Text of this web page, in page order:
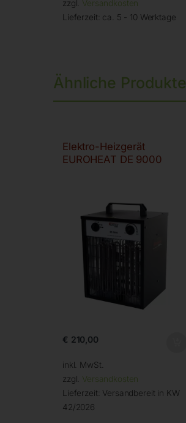
zzgl. Versandkosten
Lieferzeit: ca. 5 - 10 Werktage
Ähnliche Produkte
Elektro-Heizgerät
EUROHEAT DE 9000
€ 210,00
inkl. MwSt.
zzgl. Versandkosten
Lieferzeit: Versandbereit in KW
42/2026